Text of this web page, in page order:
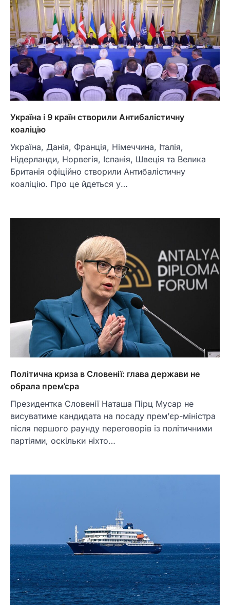
Україна і 9 країн створили Антибалістичну
коаліцію
Україна, Данія, Франція, Німеччина, Італія,
Нідерланди, Норвегія, Іспанія, Швеція та Велика
Британія офіційно створили Антибалістичну
коаліцію. Про це йдеться у…
Політична криза в Словенії: глава держави не
обрала прем’єра
Президентка Словенії Наташа Пірц Мусар не
висуватиме кандидата на посаду прем’єр-міністра
після першого раунду переговорів із політичними
партіями, оскільки ніхто…